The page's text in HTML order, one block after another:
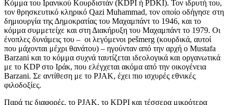
Κόμμα του Ιρανικού Κουρδιστάν (KDPI ή PDKI). Τον ιδρυτή του,
τον θρησκευτικό κληρικό Qazi Muhammad, τον οποίο οδήγησε στη
δημιουργία της Δημοκρατίας του Μαχαμπάντ το 1946, και το
κόμμα συμμετείχε και στη Διακήρυξη του Μαχαμπάντ το 1979. Οι
ένοπλες δυνάμεις του – οι λεγόμενοι pešmerg (κουρδικά, αυτοί
που μάχονται μέχρι θανάτου) – ηγούνταν από την αρχή ο Mustafa
Barzani και το κόμμα συχνά ταυτίζεται ιδεολογικά και οργανωτικά
με το KDP στο Ιράκ, που ελέγχεται ακόμα από την οικογένεια
Barzani. Σε αντίθεση με το PJAK, έχει πιο ισχυρές εθνικές
φιλοδοξίες.
Παρά τις διαφορές, το PJAK, το KDPI και τέσσερα μικρότερα